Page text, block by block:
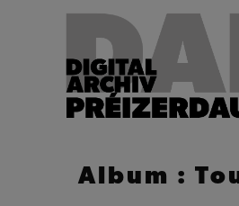
Album :